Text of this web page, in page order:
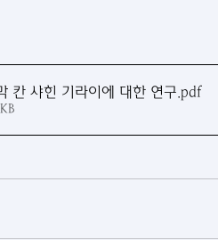
칸 샤힌 기라이에 대한 연구 .pdf